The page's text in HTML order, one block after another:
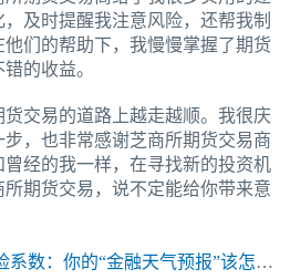
及时提醒我注意风险，还帮我制
们的帮助下，我慢慢掌握了期货
的收益。
交易的道路上越走越顺。我很庆
，也非常感谢芝商所期货交易商
经的我一样，在寻找新的投资机
期货交易，说不定能给你带来意
数：你的“金融天气预报”该怎么看？